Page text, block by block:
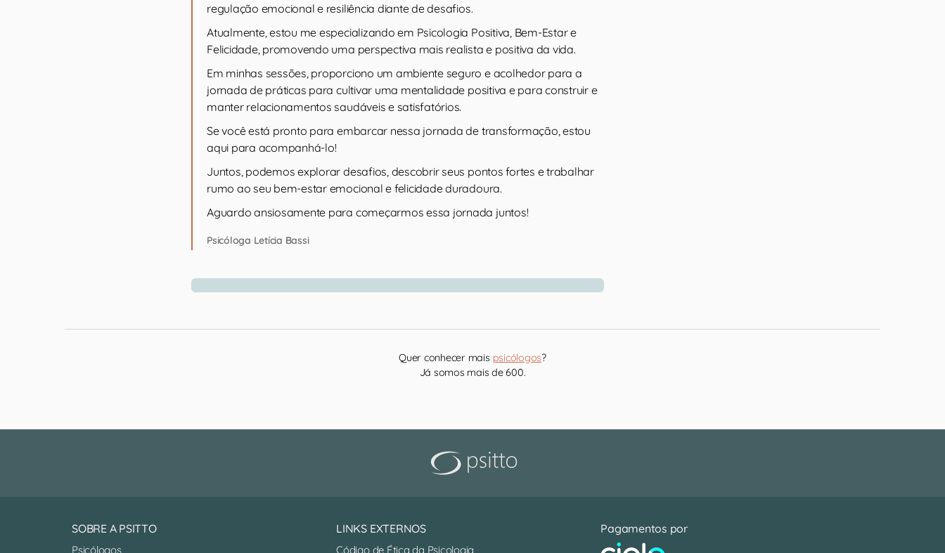
regulação emocional e resiliência diante de desafios.
Atualmente, estou me especializando em Psicologia Positiva, Bem-Estar e
Felicidade, promovendo uma perspectiva mais realista e positiva da vida.
Em minhas sessões, proporciono um ambiente seguro e acolhedor para a
jornada de práticas para cultivar uma mentalidade positiva e para construir e
manter relacionamentos saudáveis e satisfatórios.
Se você está pronto para embarcar nessa jornada de transformação, estou
aqui para acompanhá-lo!
Juntos, podemos explorar desafios, descobrir seus pontos fortes e trabalhar
rumo ao seu bem-estar emocional e felicidade duradoura.
Aguardo ansiosamente para começarmos essa jornada juntos!
Psicóloga Letícia Bassi
Quer conhecer mais psicólogos?
Já somos mais de 600.
SOBRE A PSITTO
Psicólogos
LINKS EXTERNOS
Código de Ética da Psicologia
Pagamentos por